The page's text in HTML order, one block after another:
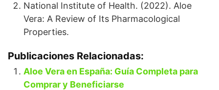
National Institute of Health. (2022). Aloe
Vera: A Review of Its Pharmacological
Properties.
Publicaciones Relacionadas:
Aloe Vera en España: Guía Completa para
Comprar y Beneficiarse